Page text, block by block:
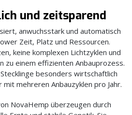
und zeitsparend
anwuchsstark und automatisch
Zeit, Platz und Ressourcen.
keine komplexen Lichtzyklen und
zu einem effizienten Anbauprozess.
besonders wirtschaftlich
mehreren Anbauzyklen pro Jahr.
NovaHemp überzeugen durch